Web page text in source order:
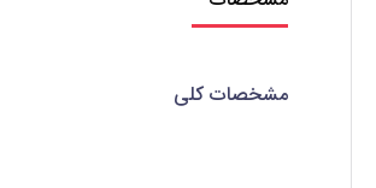
مشخصات کلی